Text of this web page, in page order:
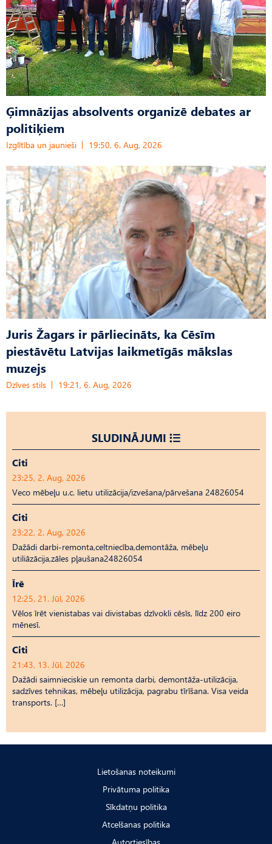
Ģimnāzijas absolvents organizē debates ar
politiķiem
Izglītība un jaunieši 19:50, 6. Aug, 2026
Juris Žagars ir pārliecināts, ka Cēsīm
piestāvētu Latvijas laikmetīgās mākslas
muzejs
Dzīves stils 19:21, 6. Aug, 2026
SLUDINĀJUMI
Citi
23:25, 2. Aug, 2026
Veco mēbeļu u.c. lietu utilizācija/izvešana/pārvešana 24826054
Citi
23:22, 2. Aug, 2026
Dažādi darbi-remonta,celtniecība,demontāža, mēbeļu
utiliāzācija,zāles pļaušana24826054
Īrē
12:25, 21. Jūl, 2026
Vēlos īrēt vienistabas vai divistabas dzīvokli cēsīs, līdz 200 eiro
mēnesī.
Citi
21:43, 13. Jūl, 2026
Dažādi saimnieciskie un remonta darbi, demontāža-utilizācija,
sadzīves tehnikas, mēbeļu utilizācija, pagrabu tīrīšana. Visa veida
transports. […]
Lietošanas noteikumi
Privātuma politika
Sīkdatņu politika
Atcelšanas politika